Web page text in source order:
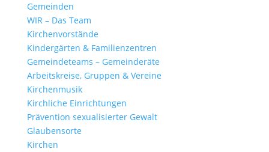
Gemeinden
WIR – Das Team
Kirchen­vor­stände
Kinder­gärten & Familienzentren
Gemein­de­teams – Gemeinderäte
Arbeits­kreise, Gruppen & Vereine
Kirchen­musik
Kirch­liche Einrichtungen
Präven­tion sexua­li­sierter Gewalt
Glau­ben­s­orte
Kirchen